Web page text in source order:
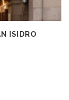
ISIDRO